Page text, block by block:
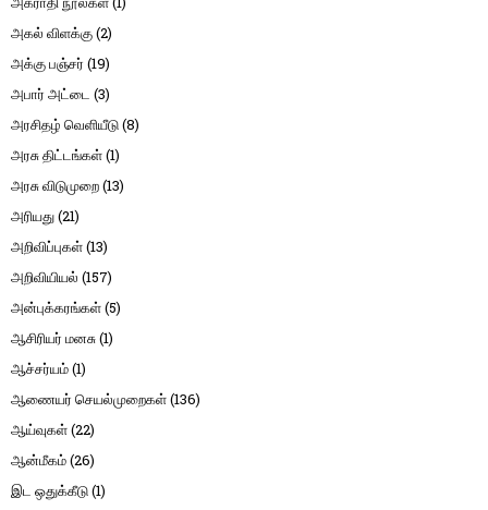
அகல் விளக்கு(2)
அக்கு பஞ்சர் (19)
அபார் அட்டை (3)
அரசிதழ் வெளியீடு(8)
அரசு திட்டங்கள்(1)
அரசு விடுமுறை(13)
அரியது(21)
அறிவிப்புகள்(13)
அறிவியியல் (157)
அன்புக்கரங்கள்(5)
ஆசிரியர் மனசு(1)
ஆச்சர்யம்(1)
ஆணையர் செயல்முறைகள்(136)
ஆய்வுகள்(22)
ஆன்மீகம்(26)
இட ஒதுக்கீடு(1)